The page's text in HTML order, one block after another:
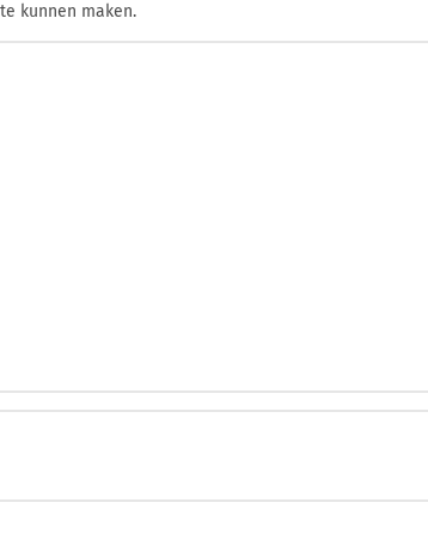
kunnen maken.